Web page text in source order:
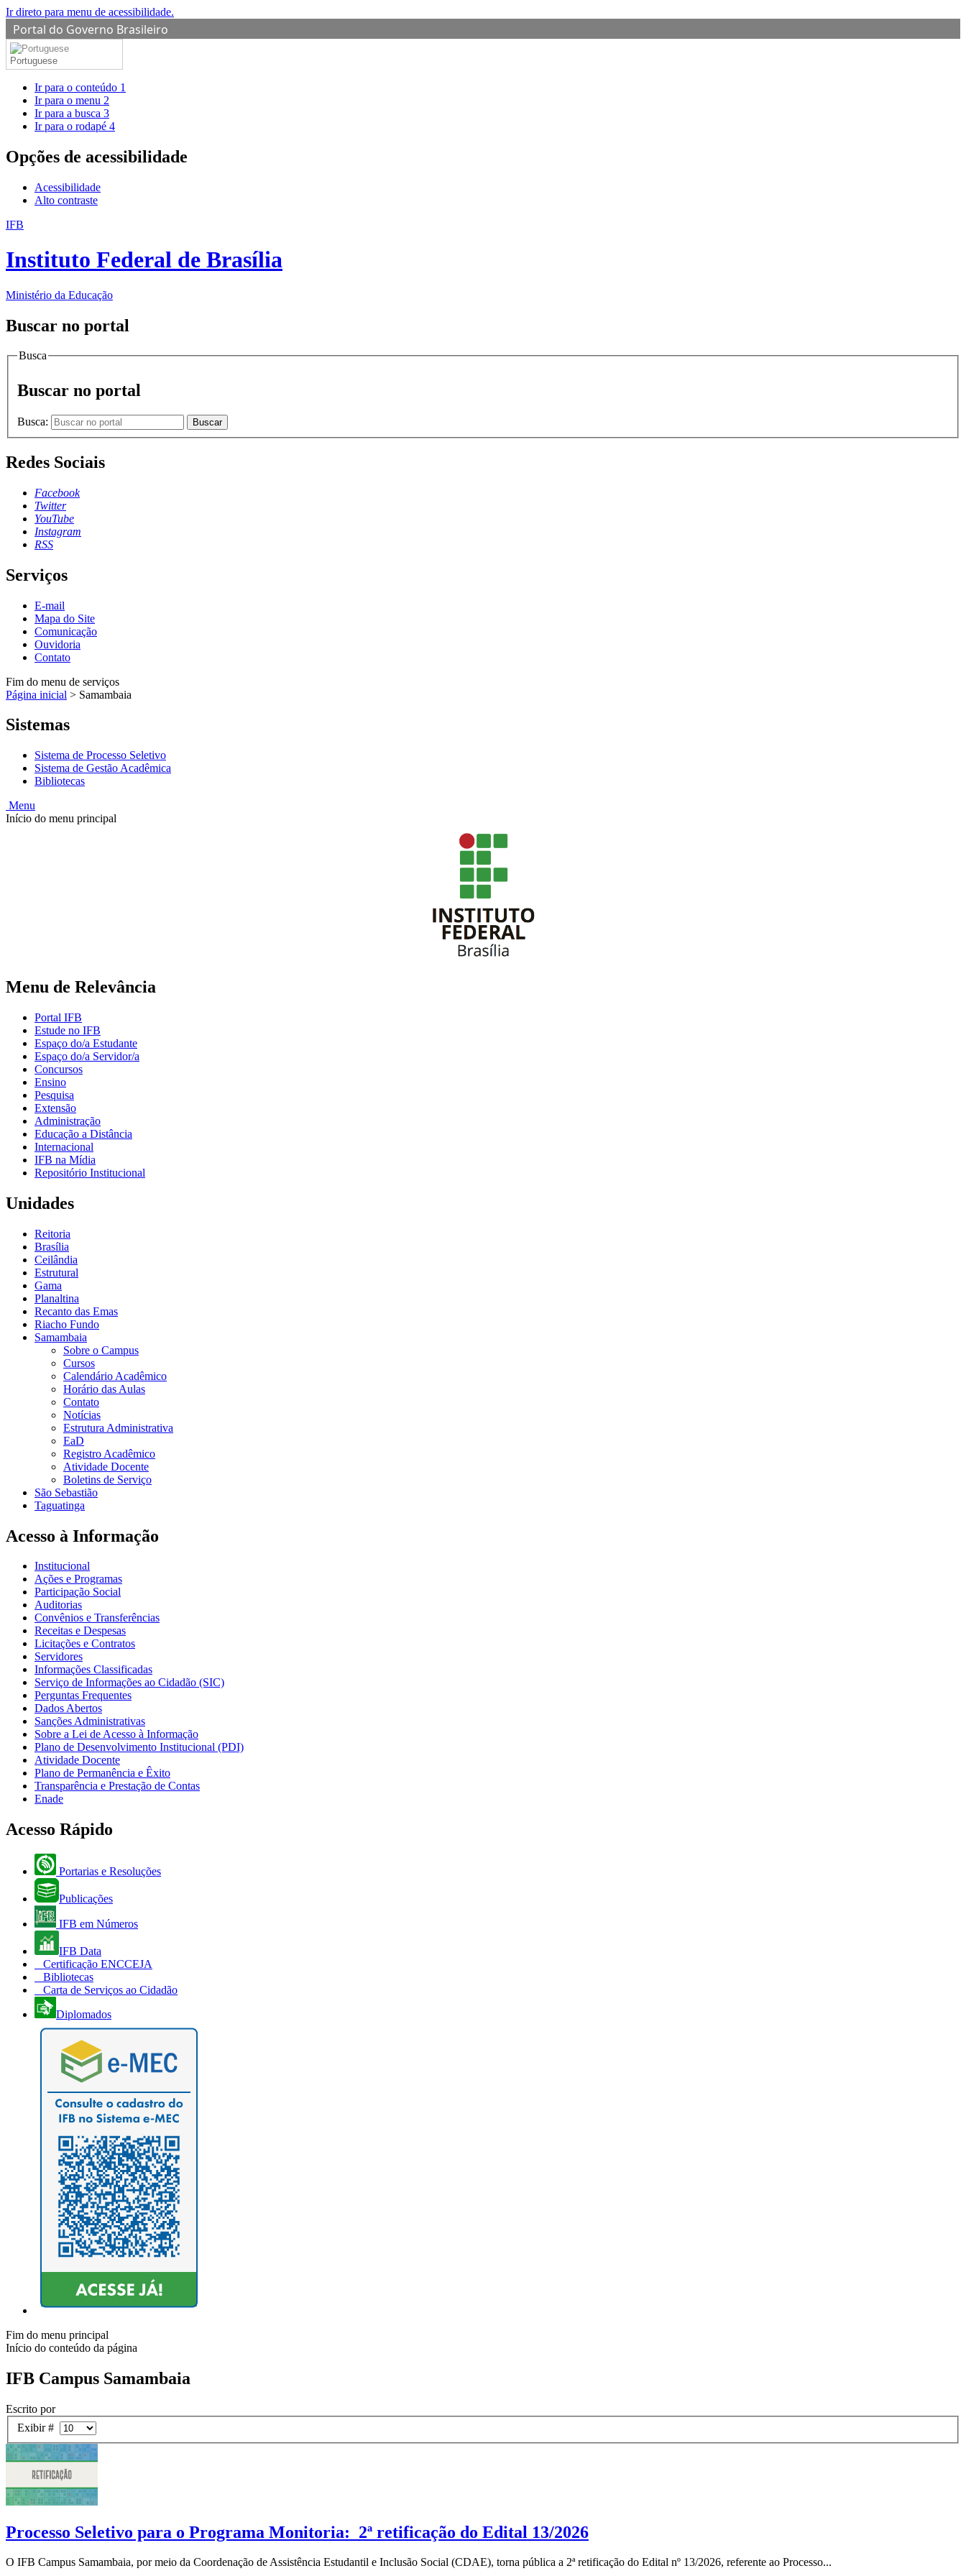
Ir direto para menu de acessibilidade.
Portal do Governo Brasileiro
Portuguese
Ir para o conteúdo 1
Ir para o menu 2
Ir para a busca 3
Ir para o rodapé 4
Opções de acessibilidade
Acessibilidade
Alto contraste
IFB
Instituto Federal de Brasília
Ministério da Educação
Buscar no portal
Busca
Buscar no portal
Busca: Buscar
Redes Sociais
Facebook
Twitter
YouTube
Instagram
RSS
Serviços
E-mail
Mapa do Site
Comunicação
Ouvidoria
Contato
Fim do menu de serviços
Página inicial > Samambaia
Sistemas
Sistema de Processo Seletivo
Sistema de Gestão Acadêmica
Bibliotecas
Menu
Início do menu principal
Menu de Relevância
Portal IFB
Estude no IFB
Espaço do/a Estudante
Espaço do/a Servidor/a
Concursos
Ensino
Pesquisa
Extensão
Administração
Educação a Distância
Internacional
IFB na Mídia
Repositório Institucional
Unidades
Reitoria
Brasília
Ceilândia
Estrutural
Gama
Planaltina
Recanto das Emas
Riacho Fundo
Samambaia
Sobre o Campus
Cursos
Calendário Acadêmico
Horário das Aulas
Contato
Notícias
Estrutura Administrativa
EaD
Registro Acadêmico
Atividade Docente
Boletins de Serviço
São Sebastião
Taguatinga
Acesso à Informação
Institucional
Ações e Programas
Participação Social
Auditorias
Convênios e Transferências
Receitas e Despesas
Licitações e Contratos
Servidores
Informações Classificadas
Serviço de Informações ao Cidadão (SIC)
Perguntas Frequentes
Dados Abertos
Sanções Administrativas
Sobre a Lei de Acesso à Informação
Plano de Desenvolvimento Institucional (PDI)
Atividade Docente
Plano de Permanência e Êxito
Transparência e Prestação de Contas
Enade
Acesso Rápido
Portarias e Resoluções
Publicações
IFB em Números
IFB Data
Certificação ENCCEJA
Bibliotecas
Carta de Serviços ao Cidadão
Diplomados
Fim do menu principal
Início do conteúdo da página
IFB Campus Samambaia
Escrito por
Exibir #
Processo Seletivo para o Programa Monitoria: 2ª retificação do Edital 13/2026
O IFB Campus Samambaia, por meio da Coordenação de Assistência Estudantil e Inclusão Social (CDAE), torna pública a 2ª retificação do Edital nº 13/2026, referente ao Processo...